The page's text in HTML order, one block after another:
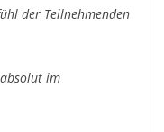
der Teilnehmenden
im